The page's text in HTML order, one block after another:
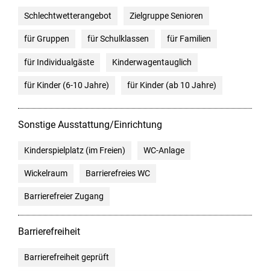
Schlechtwetterangebot Zielgruppe Senioren
für Gruppen für Schulklassen für Familien
für Individualgäste Kinderwagentauglich
für Kinder (6-10 Jahre) für Kinder (ab 10 Jahre)
Sonstige Ausstattung/Einrichtung
Kinderspielplatz (im Freien) WC-Anlage
Wickelraum Barrierefreies WC
Barrierefreier Zugang
Barrierefreiheit
Barrierefreiheit geprüft